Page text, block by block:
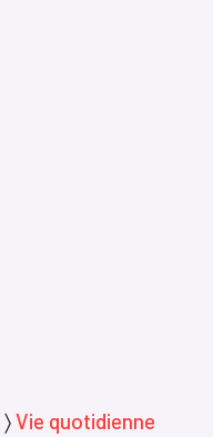
〉Vie quotidienne